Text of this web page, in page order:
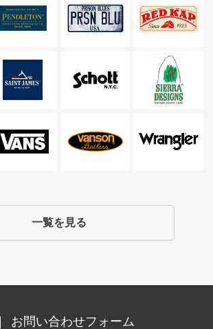
一覧を見る
お問い合わせフォーム